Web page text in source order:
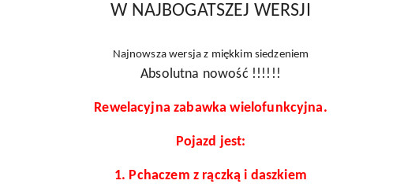
W NAJBOGATSZEJ WERSJI
Najnowsza wersja z miękkim siedzeniem
Absolutna nowość !!!!!!
Rewelacyjna zabawka wielofunkcyjna.
Pojazd jest:
1. Pchaczem z rączką i daszkiem